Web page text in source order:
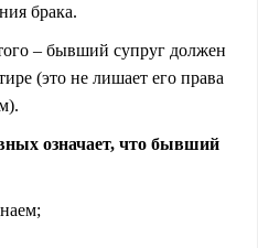
брака.
– бывший супруг должен
(это не лишает его права
означает, что бывший